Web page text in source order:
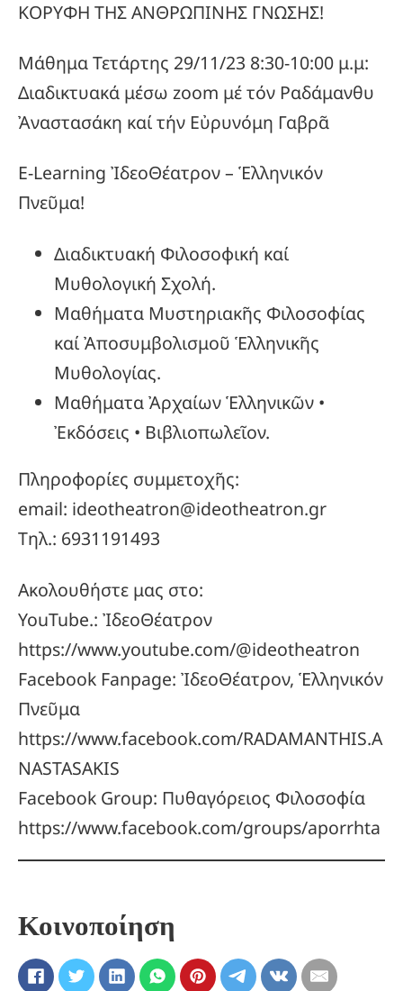
ΚΟΡΥΦΗ ΤΗΣ ΑΝΘΡΩΠΙΝΗΣ ΓΝΩΣΗΣ!
Μάθημα Τετάρτης 29/11/23 8:30-10:00 μ.μ:
Διαδικτυακά μέσω zoom μέ τόν Ραδάμανθυ
Ἀναστασάκη καί τήν Εὐρυνόμη Γαβρᾶ
E-Learning ἸδεοΘέατρον – Ἑλληνικόν
Πνεῦμα!
Διαδικτυακή Φιλοσοφική καί
Μυθολογική Σχολή.
Μαθήματα Μυστηριακῆς Φιλοσοφίας
καί Ἀποσυμβολισμοῦ Ἑλληνικῆς
Μυθολογίας.
Μαθήματα Ἀρχαίων Ἑλληνικῶν •
Ἐκδόσεις • Βιβλιοπωλεῖον.
Πληροφορίες συμμετοχῆς:
email: ideotheatron@ideotheatron.gr
Τηλ.: 6931191493
Ακολουθήστε μας στο:
YouTube.: ἸδεοΘέατρον
https://www.youtube.com/@ideotheatron
Facebook Fanpage: ἸδεοΘέατρον, Ἑλληνικόν
Πνεῦμα
https://www.facebook.com/RADAMANTHIS.A
NASTASAKIS
Facebook Group: Πυθαγόρειος Φιλοσοφία
https://www.facebook.com/groups/aporrhta
Κοινοποίηση